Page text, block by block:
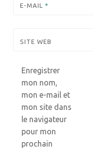
E-MAIL *
SITE WEB
Enregistrer
mon nom,
mon e-mail et
mon site dans
le navigateur
pour mon
prochain